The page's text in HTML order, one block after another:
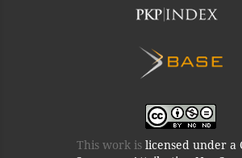
This work is licensed under a